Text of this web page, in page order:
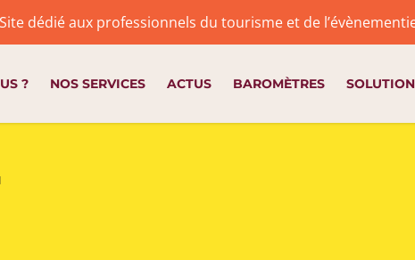
Site dédié aux professionnels du tourisme et de
? NOS SERVICES ACTUS BAROMÈTRES